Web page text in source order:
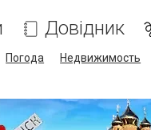
Довідник
Погода Недвижимость